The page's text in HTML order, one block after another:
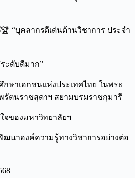
“บุคลากรดีเด่นด้านวิชาการ ประจำ
ะดับดีมาก”
ษาเอกชนแห่งประเทศไทย ในพระ
รัตนราชสุดาฯ สยามบรมราชกุมารี
จของมหาวิทยาลัยฯ
ฒนาองค์ความรู้ทางวิชาการอย่างต่อ